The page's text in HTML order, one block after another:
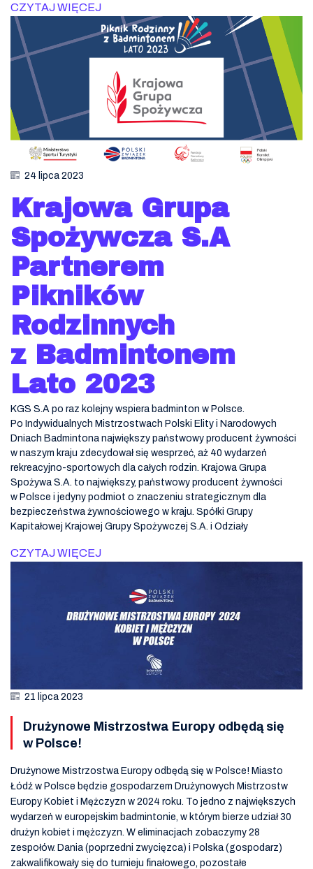
CZYTAJ WIĘCEJ
24 lipca 2023
Krajowa Grupa
Spożywcza S.A
Partnerem
Pikników
Rodzinnych
z Badmintonem
Lato 2023
KGS S.A po raz kolejny wspiera badminton w Polsce.
Po Indywidualnych Mistrzostwach Polski Elity i Narodowych
Dniach Badmintona największy państwowy producent żywności
w naszym kraju zdecydował się wesprzeć, aż 40 wydarzeń
rekreacyjno-sportowych dla całych rodzin. Krajowa Grupa
Spożywa S.A. to największy, państwowy producent żywności
w Polsce i jedyny podmiot o znaczeniu strategicznym dla
bezpieczeństwa żywnościowego w kraju. Spółki Grupy
Kapitałowej Krajowej Grupy Spożywczej S.A. i Odziały
CZYTAJ WIĘCEJ
21 lipca 2023
Drużynowe Mistrzostwa Europy odbędą się
w Polsce!
Drużynowe Mistrzostwa Europy odbędą się w Polsce! Miasto
Łódź w Polsce będzie gospodarzem Drużynowych Mistrzostw
Europy Kobiet i Mężczyzn w 2024 roku. To jedno z największych
wydarzeń w europejskim badmintonie, w którym bierze udział 30
drużyn kobiet i mężczyzn. W eliminacjach zobaczymy 28
zespołów. Dania (poprzedni zwycięzca) i Polska (gospodarz)
zakwalifikowały się do turnieju finałowego, pozostałe